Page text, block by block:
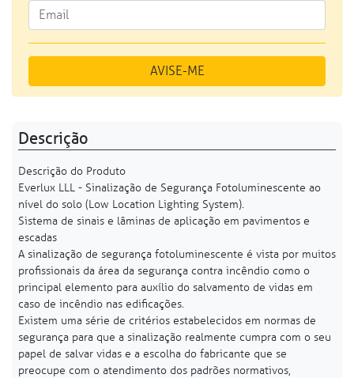
AVISE-ME
Descrição
Descrição do Produto
Everlux LLL - Sinalização de Segurança Fotoluminescente ao
nível do solo (Low Location Lighting System).
Sistema de sinais e lâminas de aplicação em pavimentos e
escadas
A sinalização de segurança fotoluminescente é vista por muitos
profissionais da área da segurança contra incêndio como o
principal elemento para auxílio do salvamento de vidas em
caso de incêndio nas edificações.
Existem uma série de critérios estabelecidos em normas de
segurança para que a sinalização realmente cumpra com o seu
papel de salvar vidas e a escolha do fabricante que se
preocupe com o atendimento dos padrões normativos,